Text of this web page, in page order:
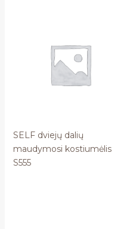
SELF dviejų dalių
maudymosi kostiumėlis
S555